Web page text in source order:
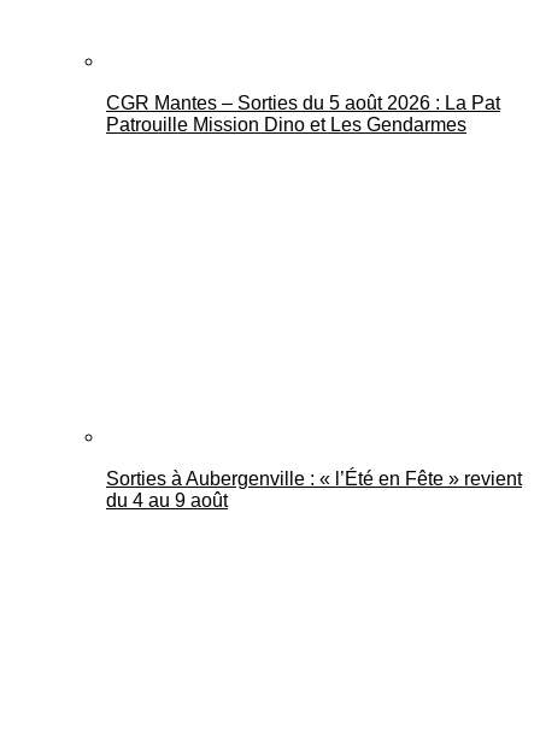
CGR Mantes – Sorties du 5 août 2026 : La Pat
Patrouille Mission Dino et Les Gendarmes
Sorties à Aubergenville : « l’Été en Fête » revient
du 4 au 9 août